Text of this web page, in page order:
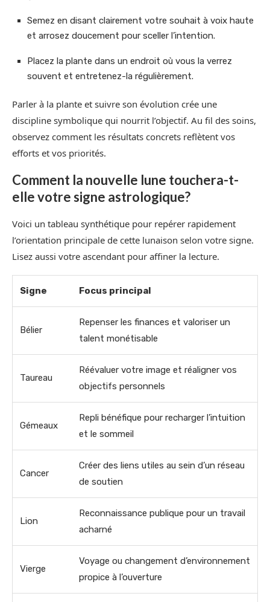
Semez en disant clairement votre souhait à voix haute
et arrosez doucement pour sceller l’intention.
Placez la plante dans un endroit où vous la verrez
souvent et entretenez-la régulièrement.
Parler à la plante et suivre son évolution crée une
discipline symbolique qui nourrit l’objectif. Au fil des soins,
observez comment les résultats concrets reflètent vos
efforts et vos priorités.
Comment la nouvelle lune touchera-t-
elle votre signe astrologique?
Voici un tableau synthétique pour repérer rapidement
l’orientation principale de cette lunaison selon votre signe.
Lisez aussi votre ascendant pour affiner la lecture.
Signe Focus principal
Bélier
Repenser les finances et valoriser un
talent monétisable
Taureau
Réévaluer votre image et réaligner vos
objectifs personnels
Gémeaux
Repli bénéfique pour recharger l’intuition
et le sommeil
Cancer
Créer des liens utiles au sein d’un réseau
de soutien
Lion
Reconnaissance publique pour un travail
acharné
Vierge
Voyage ou changement d’environnement
propice à l’ouverture